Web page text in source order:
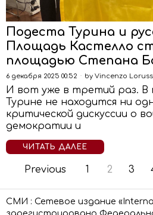
Подеста Турина и
Площадь Кастелло
площадью Степана
6 декабря 2025 00:52 by Vincenzo
И вот уже в третий раз. В
Турине не находится ни
критической дискуссии о
демократии и
ЧИТАТЬ ДАЛЕЕ
Previous 1 2 3
СМИ : Сетевое издание